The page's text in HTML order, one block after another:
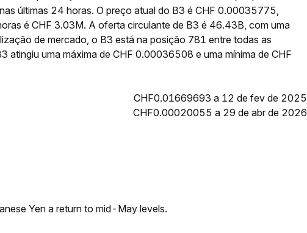
últimas 24 horas. O preço atual do B3 é CHF 0.00035775,
é CHF 3.03M. A oferta circulante de B3 é 46.43B, com uma
de mercado, o B3 está na posição 781 entre todas as
atingiu uma máxima de CHF 0.00036508 e uma mínima de CHF
CHF0.01669693 a 12 de fev de 2025
CHF0.00020055 a 29 de abr de 2026
Yen a return to mid-May levels.